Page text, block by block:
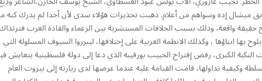
ميشال إده وسواهم من أعلام. ذهبت تحذيرات هؤلاء سدى لأن أحدا لم يدرك كنه
حقيقة واقعة، وذلك بسبب الخلافات المستشرية بين الزعماء والقادة العرب
ابناؤها ، وكذلك الانظمة العربية على إختلافها، ليبرروا السيوف المسلولة التي
الكبرى، رفض إقتراح الحبيب بورقيبه الذي دعا إلى دولة فلسطينية يتعايش
تداولها، قامت القيامة عليه عندما عرضها لدى زيارته إلى بيروت العام